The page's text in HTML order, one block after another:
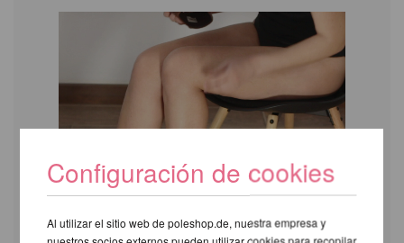
Configuración de cookies
Al utilizar el sitio web de poleshop.de, nuestra empresa y
nuestros socios externos pueden utilizar cookies para recopilar